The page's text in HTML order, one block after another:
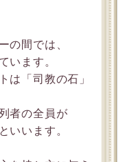
の間では、
います。
は「司教の石」
者の全員が
いいます。